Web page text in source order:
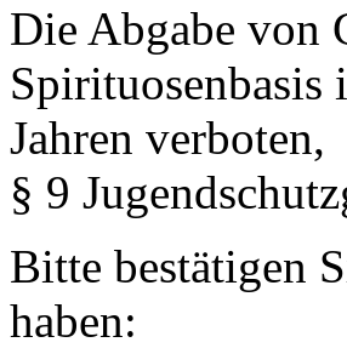
Die Abgabe von
Spirituosenbasis
Jahren verboten,
§ 9
Bitte bestätigen
haben: